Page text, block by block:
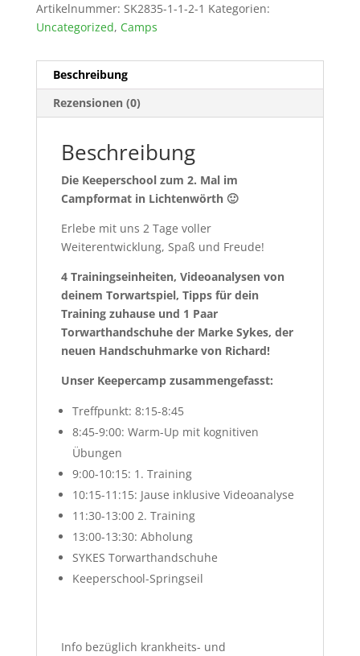
Artikelnummer: SK2835-1-1-2-1 Kategorien:
Uncategorized, Camps
Beschreibung
Rezensionen (0)
Beschreibung
Die Keeperschool zum 2. Mal im
Campformat in Lichtenwörth 🙂
Erlebe mit uns 2 Tage voller
Weiterentwicklung, Spaß und Freude!
4 Trainingseinheiten, Videoanalysen von
deinem Torwartspiel, Tipps für dein
Training zuhause und 1 Paar
Torwarthandschuhe der Marke Sykes, der
neuen Handschuhmarke von Richard!
Unser Keepercamp zusammengefasst:
Treffpunkt: 8:15-8:45
8:45-9:00: Warm-Up mit kognitiven
Übungen
9:00-10:15: 1. Training
10:15-11:15: Jause inklusive Videoanalyse
11:30-13:00 2. Training
13:00-13:30: Abholung
SYKES Torwarthandschuhe
Keeperschool-Springseil
Info bezüglich krankheits- und